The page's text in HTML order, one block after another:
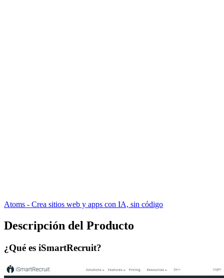
Atoms - Crea sitios web y apps con IA, sin código
Descripción del Producto
¿Qué es iSmartRecruit?